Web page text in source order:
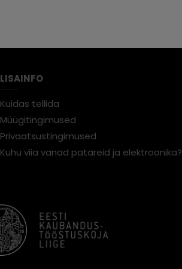
LISAINFO
Kuidas tellida
Müügitingimused
Privaatsustingimused
Kuhu viia vanad patareid ja elektroonika?